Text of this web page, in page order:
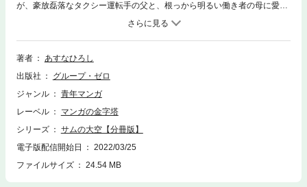
が、豪放磊落なタクシー運転手の父と、根っから明るい働き者の母に愛さ
れ、まっすぐすくすくと育っていた。お金はなくて長屋暮らしだったが、
近所の人は皆仲良く、幸せな暮らしがそこにはあった。イサムは足が速く
て、クラスのリレーの期待の星だった。そんなある日、リレーの途中に具
合が悪くなり病院に運ばれたイサム。主治医がイサムの両親に告げたの
著者
あすなひろし
出版社
グループ・ゼロ
ジャンル
青年マンガ
レーベル
マンガの金字塔
シリーズ
サムの大空【分冊版】
電子版配信開始日
2022/03/25
ファイルサイズ
24.54 MB